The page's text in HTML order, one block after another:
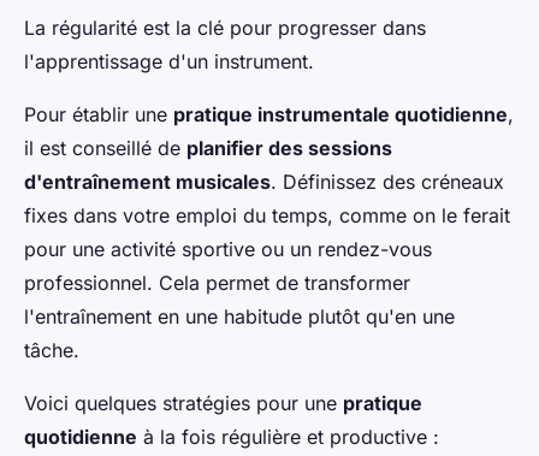
La régularité est la clé pour progresser dans
l'apprentissage d'un instrument.
Pour établir une pratique instrumentale quotidienne,
il est conseillé de planifier des sessions
d'entraînement musicales. Définissez des créneaux
fixes dans votre emploi du temps, comme on le ferait
pour une activité sportive ou un rendez-vous
professionnel. Cela permet de transformer
l'entraînement en une habitude plutôt qu'en une
tâche.
Voici quelques stratégies pour une pratique
quotidienne à la fois régulière et productive :